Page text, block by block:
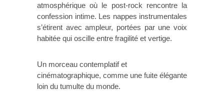
atmosphérique où le post-rock rencontre la
confession intime. Les nappes instrumentales
s’étirent avec ampleur, portées par une voix
habitée qui oscille entre fragilité et vertige.
Un morceau contemplatif et
cinématographique, comme une fuite élégante
loin du tumulte du monde.